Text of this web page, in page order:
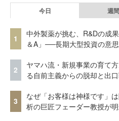
今日 週間
1
中外製薬が挑む、R&Dの成
＆A」──長期大型投資の意
2
ヤマハ流・新規事業の育て
る自前主義からの脱却と出
3
なぜ「お客様は神様です」
析の巨匠フェーダー教授が